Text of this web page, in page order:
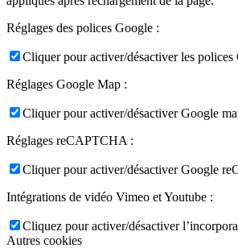
Réglages des polices Google :
Cliquer pour activer/désactiver les polices
Réglages Google Map :
Cliquer pour activer/désactiver Google
Réglages reCAPTCHA :
Cliquer pour activer/désactiver Google
Intégrations de vidéo Vimeo et Youtube :
Cliquez pour activer/désactiver
Autres cookies